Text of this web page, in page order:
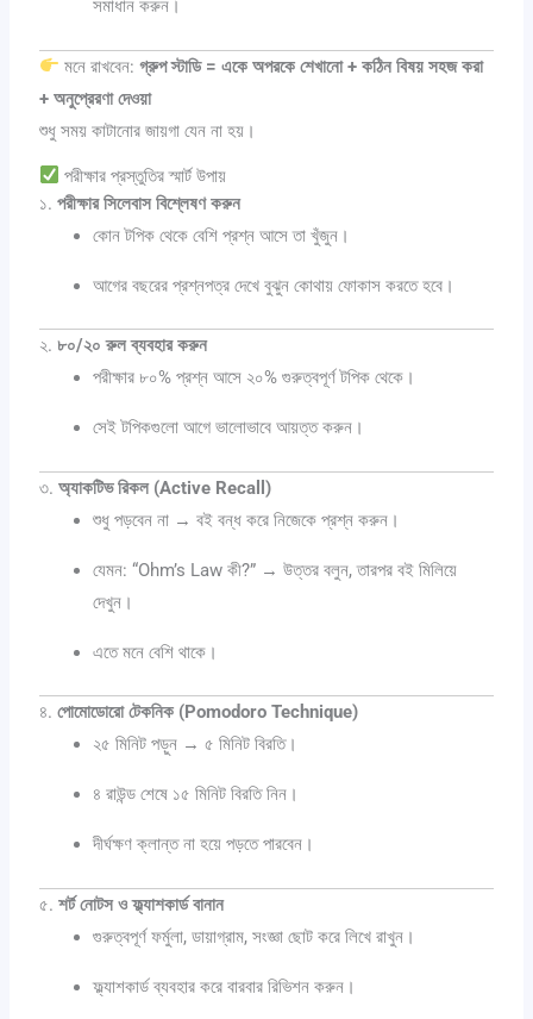
সমাধান করুন।
মনে রাখবেন:গ্রুপ স্টাডি = একে অপরকে শেখানো + কঠিন বিষয় সহজ করা
+ অনুপ্রেরণা দেওয়া
শুধু সময় কাটানোর জায়গা যেন না হয়।
পরীক্ষার প্রস্তুতির স্মার্ট উপায়
১.পরীক্ষার সিলেবাস বিশ্লেষণ করুন
কোন টপিক থেকে বেশি প্রশ্ন আসে তা খুঁজুন।
আগের বছরের প্রশ্নপত্র দেখে বুঝুন কোথায় ফোকাস করতে হবে।
২.৮০/২০ রুল ব্যবহার করুন
পরীক্ষার ৮০% প্রশ্ন আসে ২০% গুরুত্বপূর্ণ টপিক থেকে।
সেই টপিকগুলো আগে ভালোভাবে আয়ত্ত করুন।
৩.অ্যাকটিভ রিকল (Active Recall)
শুধু পড়বেন না → বই বন্ধ করে নিজেকে প্রশ্ন করুন।
যেমন: “Ohm’s Law কী?” → উত্তর বলুন, তারপর বই মিলিয়ে
দেখুন।
এতে মনে বেশি থাকে।
৪.পোমোডোরো টেকনিক (Pomodoro Technique)
২৫ মিনিট পড়ুন → ৫ মিনিট বিরতি।
৪ রাউন্ড শেষে ১৫ মিনিট বিরতি নিন।
দীর্ঘক্ষণ ক্লান্ত না হয়ে পড়তে পারবেন।
৫.শর্ট নোটস ও ফ্ল্যাশকার্ড বানান
গুরুত্বপূর্ণ ফর্মুলা, ডায়াগ্রাম, সংজ্ঞা ছোট করে লিখে রাখুন।
ফ্ল্যাশকার্ড ব্যবহার করে বারবার রিভিশন করুন।